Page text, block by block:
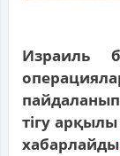
Израиль
тігу
хабарлайды